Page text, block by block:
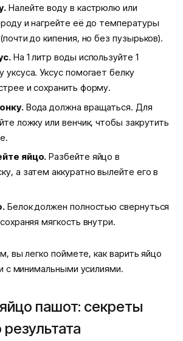
Налейте воду в кастрюлю или
и нагрейте её до температуры
до кипения, но без пузырьков).
На 1 литр воды используйте 1
уксуса. Уксус помогает белку
и сохранить форму.
Вода должна вращаться. Для
ложку или венчик, чтобы закрутить
яйцо. Разбейте яйцо в
а затем аккуратно вылейте его в
Белок должен полностью свернуться
мягкость внутри.
вы легко поймете, как варить яйцо
с минимальными усилиями.
пашот: секреты